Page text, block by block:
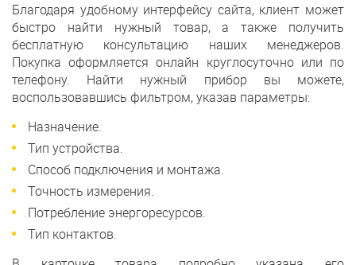
Благодаря удобному интерфейсу сайта, клиент может
быстро найти нужный товар, а также получить
бесплатную консультацию наших менеджеров.
Покупка оформляется онлайн круглосуточно или по
телефону. Найти нужный прибор вы можете,
воспользовавшись фильтром, указав параметры:
Назначение.
Тип устройства.
Способ подключения и монтажа.
Точность измерения.
Потребление энергоресурсов.
Тип контактов.